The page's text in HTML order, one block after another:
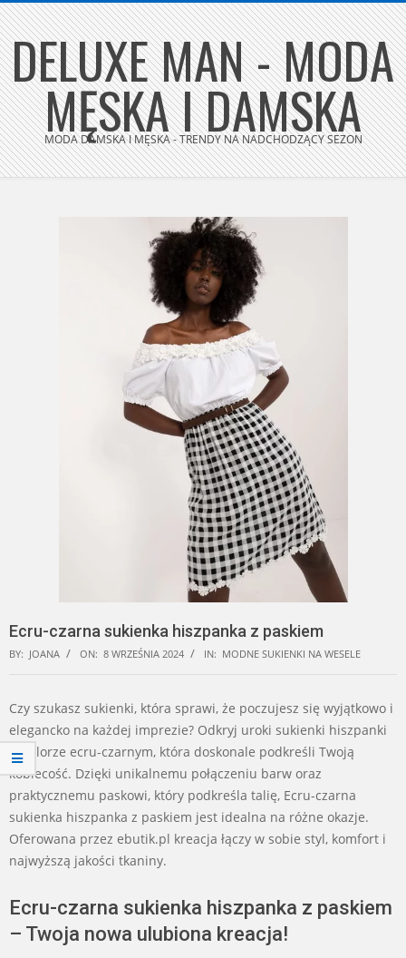
Skip
to
content
DELUXE MAN - MODA
MĘSKA I DAMSKA
MODA DAMSKA I MĘSKA - TRENDY NA NADCHODZĄCY SEZON
Ecru-czarna sukienka hiszpanka z paskiem
BY: JOANA ON: 8 WRZEŚNIA 2024 IN: MODNE SUKIENKI NA WESELE
Czy szukasz sukienki, która sprawi, że poczujesz się wyjątkowo i
elegancko na każdej imprezie? Odkryj uroki sukienki hiszpanki
w kolorze ecru-czarnym, która doskonale podkreśli Twoją
kobiecość. Dzięki unikalnemu połączeniu barw oraz
praktycznemu paskowi, który podkreśla talię, Ecru-czarna
sukienka hiszpanka z paskiem jest idealna na różne okazje.
Oferowana przez ebutik.pl kreacja łączy w sobie styl, komfort i
najwyższą jakości tkaniny.
Ecru-czarna sukienka hiszpanka z paskiem
– Twoja nowa ulubiona kreacja!